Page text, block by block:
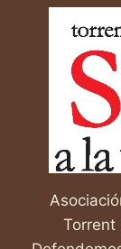
Torrent